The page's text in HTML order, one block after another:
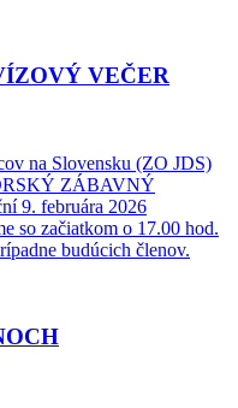
VEČER
na Slovensku (ZO JDS)
ZÁBAVNÝ
9. februára 2026
so začiatkom o 17.00 hod.
budúcich členov.